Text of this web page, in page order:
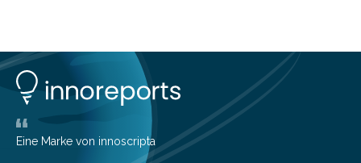
werden auch von anderen Schwarzen Löchern
ausgeschickt. Theoretische Astrophysiker der Goethe-
Universität haben jetzt einen numerischen Code
entwickelt, mit dem sie mathematisch hoch präzise
beschreiben…
Eine Marke von innoscripta